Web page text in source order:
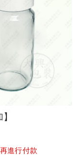
進行付款